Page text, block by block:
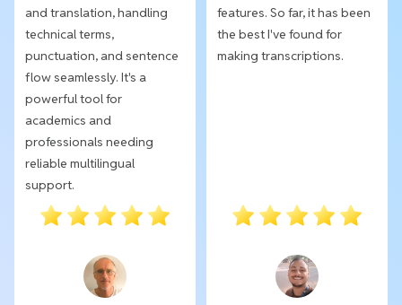
and translation, handling
technical terms,
punctuation, and sentence
flow seamlessly. It's a
powerful tool for
academics and
professionals needing
reliable multilingual
support.
features. So far, it has been
the best I've found for
making transcriptions.